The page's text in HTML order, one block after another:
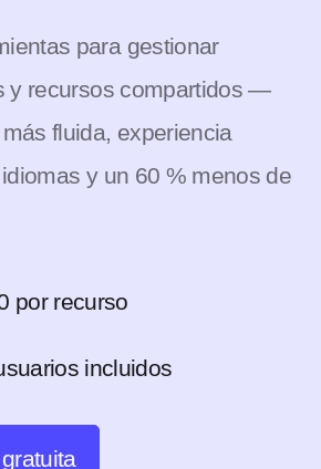
para gestionar
y recursos compartidos —
fluida, experiencia
y un 60 % menos de
por recurso
incluidos